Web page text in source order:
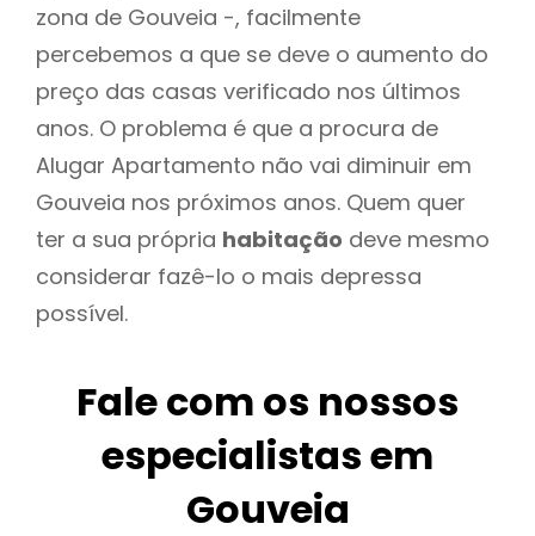
zona de Gouveia -, facilmente
percebemos a que se deve o aumento do
preço das casas verificado nos últimos
anos. O problema é que a procura de
Alugar Apartamento não vai diminuir em
Gouveia nos próximos anos. Quem quer
ter a sua própria habitação deve mesmo
considerar fazê-lo o mais depressa
possível.
Fale com os nossos
especialistas em
Gouveia